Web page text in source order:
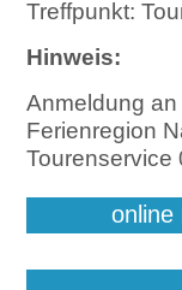
Treffpunkt:
Hinweis:
Anmeldung an
Ferienregion
Tourenservice
online